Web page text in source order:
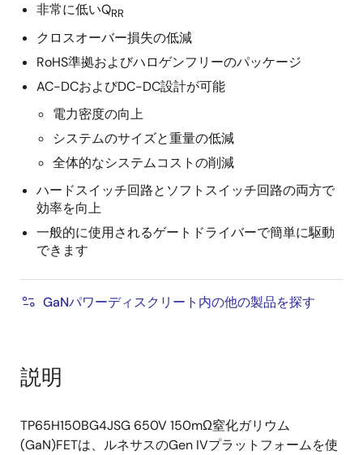
非常に低いQRR
クロスオーバー損失の低減
RoHS準拠およびハロゲンフリーのパッケージ
AC-DCおよびDC-DC設計が可能
電力密度の向上
システムのサイズと重量の低減
全体的なシステムコストの削減
ハードスイッチ回路とソフトスイッチ回路の両方で
効率を向上
一般的に使用されるゲートドライバーで簡単に駆動
できます
GaNパワーディスクリート内の他の製品を探す
説明
TP65H150BG4JSG 650V 150mΩ窒化ガリウム
(GaN)FETは、ルネサスのGen IVプラットフォームを使